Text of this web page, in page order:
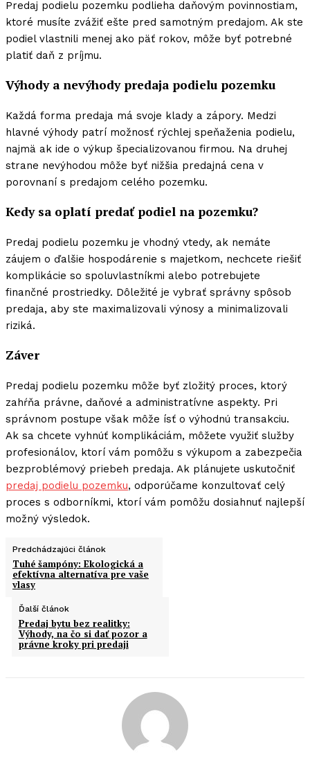
Predaj podielu pozemku podlieha daňovým povinnostiam,
ktoré musíte zvážiť ešte pred samotným predajom. Ak ste
podiel vlastnili menej ako päť rokov, môže byť potrebné
platiť daň z príjmu.
Výhody a nevýhody predaja podielu pozemku
Každá forma predaja má svoje klady a zápory. Medzi
hlavné výhody patrí možnosť rýchlej speňaženia podielu,
najmä ak ide o výkup špecializovanou firmou. Na druhej
strane nevýhodou môže byť nižšia predajná cena v
porovnaní s predajom celého pozemku.
Kedy sa oplatí predať podiel na pozemku?
Predaj podielu pozemku je vhodný vtedy, ak nemáte
záujem o ďalšie hospodárenie s majetkom, nechcete riešiť
komplikácie so spoluvlastníkmi alebo potrebujete
finančné prostriedky. Dôležité je vybrať správny spôsob
predaja, aby ste maximalizovali výnosy a minimalizovali
riziká.
Záver
Predaj podielu pozemku môže byť zložitý proces, ktorý
zahŕňa právne, daňové a administratívne aspekty. Pri
správnom postupe však môže ísť o výhodnú transakciu.
Ak sa chcete vyhnúť komplikáciám, môžete využiť služby
profesionálov, ktorí vám pomôžu s výkupom a zabezpečia
bezproblémový priebeh predaja. Ak plánujete uskutočniť
predaj podielu pozemku, odporúčame konzultovať celý
proces s odborníkmi, ktorí vám pomôžu dosiahnuť najlepší
možný výsledok.
Predchádzajúci článok
Tuhé šampóny: Ekologická a
efektívna alternatíva pre vaše
vlasy
Ďalší článok
Predaj bytu bez realitky:
Výhody, na čo si dať pozor a
právne kroky pri predaji